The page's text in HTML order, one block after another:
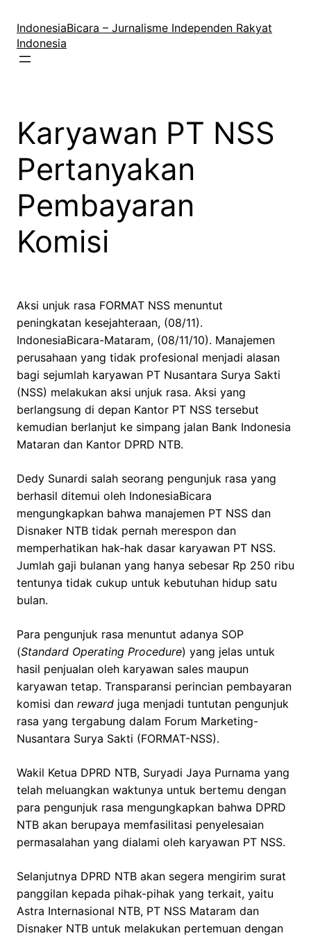
konten
IndonesiaBicara – Jurnalisme Independen Rakyat
Indonesia
Karyawan PT NSS
Pertanyakan
Pembayaran
Komisi
Aksi unjuk rasa FORMAT NSS menuntut
peningkatan kesejahteraan, (08/11).
IndonesiaBicara-Mataram, (08/11/10). Manajemen
perusahaan yang tidak profesional menjadi alasan
bagi sejumlah karyawan PT Nusantara Surya Sakti
(NSS) melakukan aksi unjuk rasa. Aksi yang
berlangsung di depan Kantor PT NSS tersebut
kemudian berlanjut ke simpang jalan Bank Indonesia
Mataran dan Kantor DPRD NTB.
Dedy Sunardi salah seorang pengunjuk rasa yang
berhasil ditemui oleh IndonesiaBicara
mengungkapkan bahwa manajemen PT NSS dan
Disnaker NTB tidak pernah merespon dan
memperhatikan hak-hak dasar karyawan PT NSS.
Jumlah gaji bulanan yang hanya sebesar Rp 250 ribu
tentunya tidak cukup untuk kebutuhan hidup satu
bulan.
Para pengunjuk rasa menuntut adanya SOP
(Standard Operating Procedure) yang jelas untuk
hasil penjualan oleh karyawan sales maupun
karyawan tetap. Transparansi perincian pembayaran
komisi dan reward juga menjadi tuntutan pengunjuk
rasa yang tergabung dalam Forum Marketing-
Nusantara Surya Sakti (FORMAT-NSS).
Wakil Ketua DPRD NTB, Suryadi Jaya Purnama yang
telah meluangkan waktunya untuk bertemu dengan
para pengunjuk rasa mengungkapkan bahwa DPRD
NTB akan berupaya memfasilitasi penyelesaian
permasalahan yang dialami oleh karyawan PT NSS.
Selanjutnya DPRD NTB akan segera mengirim surat
panggilan kepada pihak-pihak yang terkait, yaitu
Astra Internasional NTB, PT NSS Mataram dan
Disnaker NTB untuk melakukan pertemuan dengan